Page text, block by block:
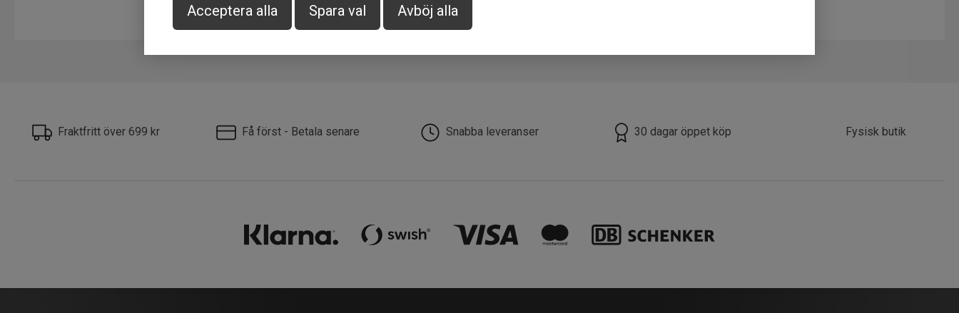
Acceptera alla Spara val Avböj alla
Fraktfritt över 699 kr Få först - Betala senare Snabba leveranser 30 dagar öppet köp Fysisk butik